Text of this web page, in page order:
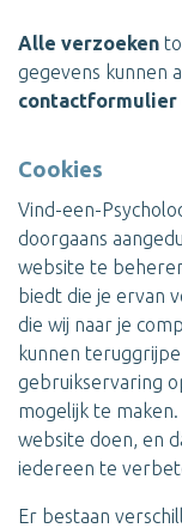
Alle verzoeken
gegevens kunnen
contactformulier
Cookies
Vind-een-
doorgaans
website te
biedt die je ervan
die wij naar je
kunnen
gebruikservaring
mogelijk te
website doen, en
iedereen te
Er bestaan